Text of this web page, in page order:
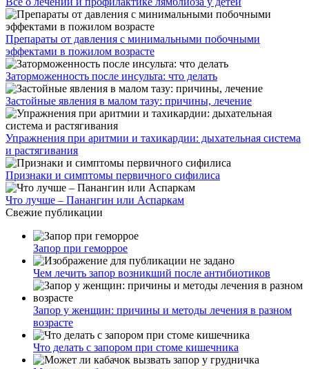
Препараты от давления с минимальными побочными
эффектами в пожилом возрасте
Заторможенность после инсульта: что делать
Застойные явления в малом тазу: причины, лечение
Упражнения при аритмии и тахикардии: дыхательная система
и растягивания
Признаки и симптомы первичного сифилиса
Что лучше – Панангин или Аспаркам
Свежие публикации
Запор при геморрое
Чем лечить запор возникший после антибиотиков
Запор у женщин: причины и методы лечения в разном
возрасте
Что делать с запором при стоме кишечника